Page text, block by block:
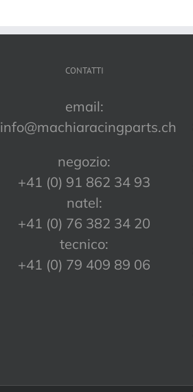
CONTATTI
email:
info@machiaracingparts.ch
negozio:
+41 (0) 91 862 34 93
natel:
+41 (0) 76 382 34 20
tecnico:
+41 (0) 79 409 89 06